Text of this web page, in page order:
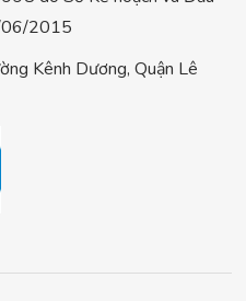
06/2015
Kênh Dương, Quận Lê